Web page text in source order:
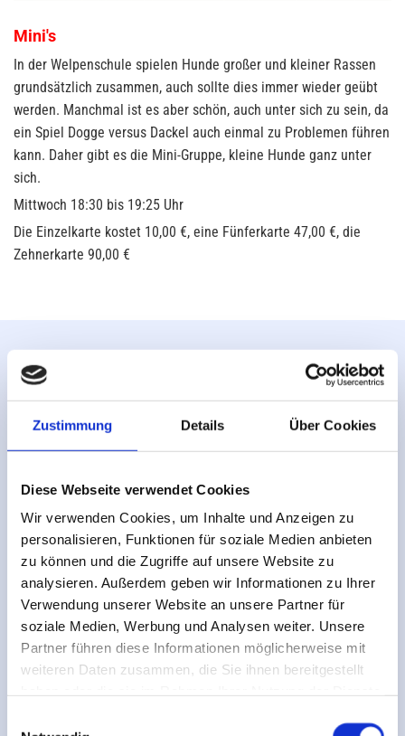
Zustimmung Details Über Cookies
Diese Webseite verwendet Cookies
Wir verwenden Cookies, um Inhalte und Anzeigen zu
personalisieren, Funktionen für soziale Medien anbieten
zu können und die Zugriffe auf unsere Website zu
analysieren. Außerdem geben wir Informationen zu Ihrer
Verwendung unserer Website an unsere Partner für
soziale Medien, Werbung und Analysen weiter. Unsere
Partner führen diese Informationen möglicherweise mit
weiteren Daten zusammen, die Sie ihnen bereitgestellt
Mini's
In der Welpenschule spielen Hunde großer und kleiner Rassen
grundsätzlich zusammen, auch sollte dies immer wieder geübt
werden. Manchmal ist es aber schön, auch unter sich zu sein, da
ein Spiel Dogge versus Dackel auch einmal zu Problemen führen
kann. Daher gibt es die Mini-Gruppe, kleine Hunde ganz unter
sich.
Mittwoch 18:30 bis 19:25 Uhr
Die Einzelkarte kostet 10,00 €, eine Fünferkarte 47,00 €, die
Zehnerkarte 90,00 €